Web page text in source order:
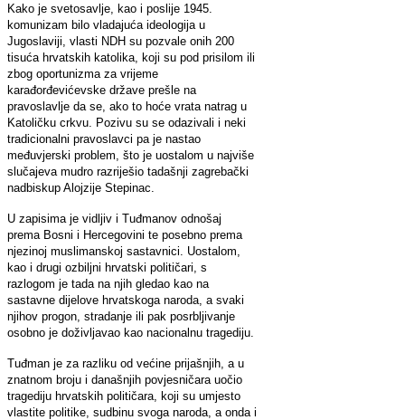
Kako je svetosavlje, kao i poslije 1945.
komunizam bilo vladajuća ideologija u
Jugoslaviji, vlasti NDH su pozvale onih 200
tisuća hrvatskih katolika, koji su pod prisilom ili
zbog oportunizma za vrijeme
karađorđevićevske države prešle na
pravoslavlje da se, ako to hoće vrata natrag u
Katoličku crkvu. Pozivu su se odazivali i neki
tradicionalni pravoslavci pa je nastao
međuvjerski problem, što je uostalom u najviše
slučajeva mudro razriješio tadašnji zagrebački
nadbiskup Alojzije Stepinac.
U zapisima je vidljiv i Tuđmanov odnošaj
prema Bosni i Hercegovini te posebno prema
njezinoj muslimanskoj sastavnici. Uostalom,
kao i drugi ozbiljni hrvatski političari, s
razlogom je tada na njih gledao kao na
sastavne dijelove hrvatskoga naroda, a svaki
njihov progon, stradanje ili pak posrbljivanje
osobno je doživljavao kao nacionalnu tragediju.
Tuđman je za razliku od većine prijašnjih, a u
znatnom broju i današnjih povjesničara uočio
tragediju hrvatskih političara, koji su umjesto
vlastite politike, sudbinu svoga naroda, a onda i